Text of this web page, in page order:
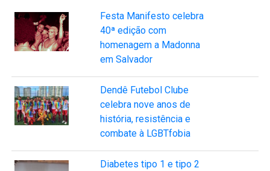
Festa Manifesto celebra
40ª edição com
homenagem a Madonna
em Salvador
Dendê Futebol Clube
celebra nove anos de
história, resistência e
combate à LGBTfobia
Diabetes tipo 1 e tipo 2